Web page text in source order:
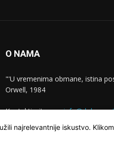
O NAMA
"'U vremenima obmane, istina
Orwell, 1984
Kontaktirajte nas:
najrelevantnije iskustvo.